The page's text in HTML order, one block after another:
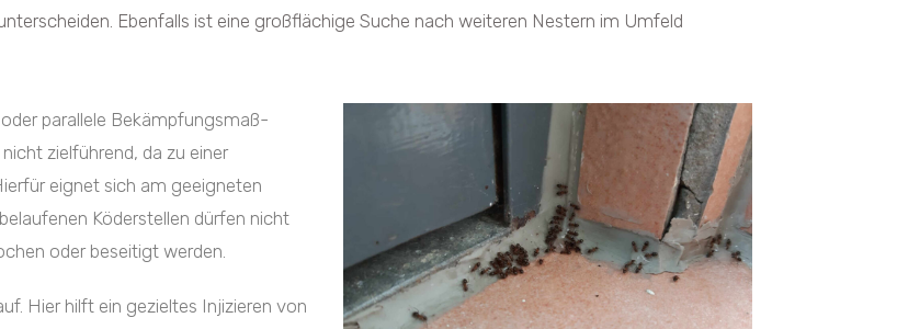
Ebenfalls ist eine großflächige Suche nach weiteren Nestern im Umfeld
parallele Bekämpfungsmaß-
zielführend, da zu einer
eignet sich am geeigneten
Köderstellen dürfen nicht
oder beseitigt werden.
Hier hilft ein gezieltes Injizieren von